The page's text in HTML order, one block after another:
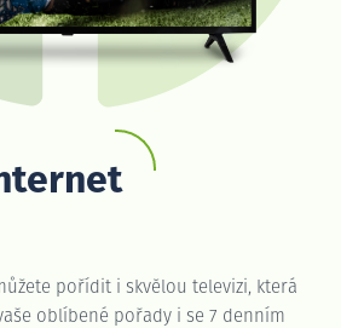
pořídit i skvělou televizi, která
oblíbené pořady i se 7 denním